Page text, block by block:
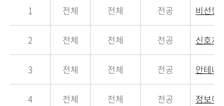
1 전체 전체 전공 비선형
2 전체 전체 전공 신호처
3 전체 전체 전공 안테나
4 전체 전체 전공 정보이